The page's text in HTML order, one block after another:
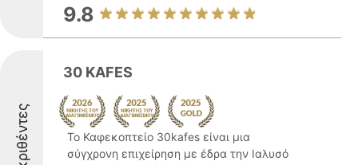
9.8
30 KAFES
Το Καφεκοπτείο 30kafes είναι μια
σύγχρονη επιχείρηση με έδρα την Ιαλυσό